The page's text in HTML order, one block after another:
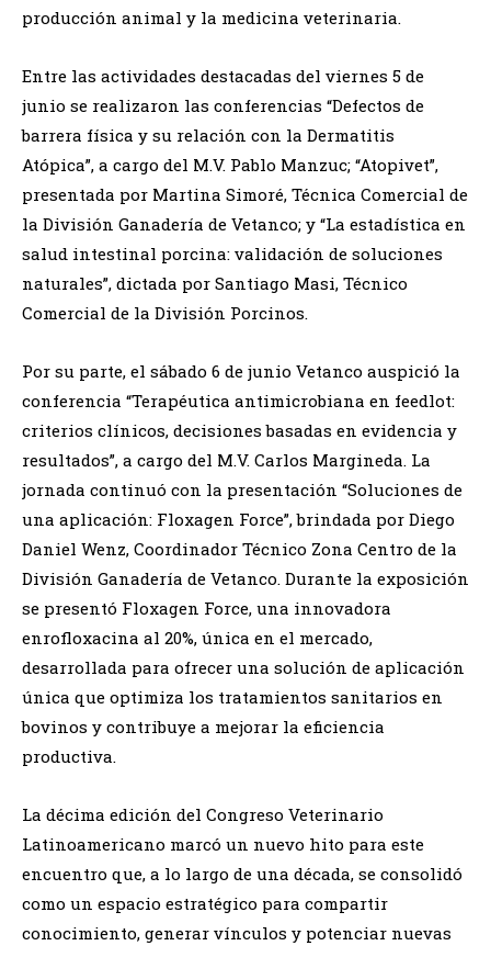
producción animal y la medicina veterinaria.
Entre las actividades destacadas del viernes 5 de
junio se realizaron las conferencias “Defectos de
barrera física y su relación con la Dermatitis
Atópica”, a cargo del M.V. Pablo Manzuc; “Atopivet”,
presentada por Martina Simoré, Técnica Comercial de
la División Ganadería de Vetanco; y “La estadística en
salud intestinal porcina: validación de soluciones
naturales”, dictada por Santiago Masi, Técnico
Comercial de la División Porcinos.
Por su parte, el sábado 6 de junio Vetanco auspició la
conferencia “Terapéutica antimicrobiana en feedlot:
criterios clínicos, decisiones basadas en evidencia y
resultados”, a cargo del M.V. Carlos Margineda. La
jornada continuó con la presentación “Soluciones de
una aplicación: Floxagen Force”, brindada por Diego
Daniel Wenz, Coordinador Técnico Zona Centro de la
División Ganadería de Vetanco. Durante la exposición
se presentó Floxagen Force, una innovadora
enrofloxacina al 20%, única en el mercado,
desarrollada para ofrecer una solución de aplicación
única que optimiza los tratamientos sanitarios en
bovinos y contribuye a mejorar la eficiencia
productiva.
La décima edición del Congreso Veterinario
Latinoamericano marcó un nuevo hito para este
encuentro que, a lo largo de una década, se consolidó
como un espacio estratégico para compartir
conocimiento, generar vínculos y potenciar nuevas